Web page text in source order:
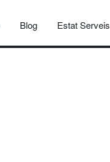
Blog Estat Serveis